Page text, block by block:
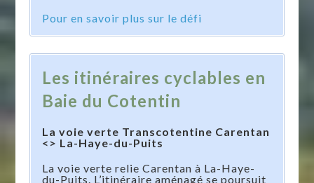
Pour en savoir plus sur le défi
Les itinéraires cyclables en
Baie du Cotentin
La voie verte Transcotentine Carentan
<> La-Haye-du-Puits
La voie verte relie Carentan à La-Haye-
du-Puits. L’itinéraire aménagé se poursuit